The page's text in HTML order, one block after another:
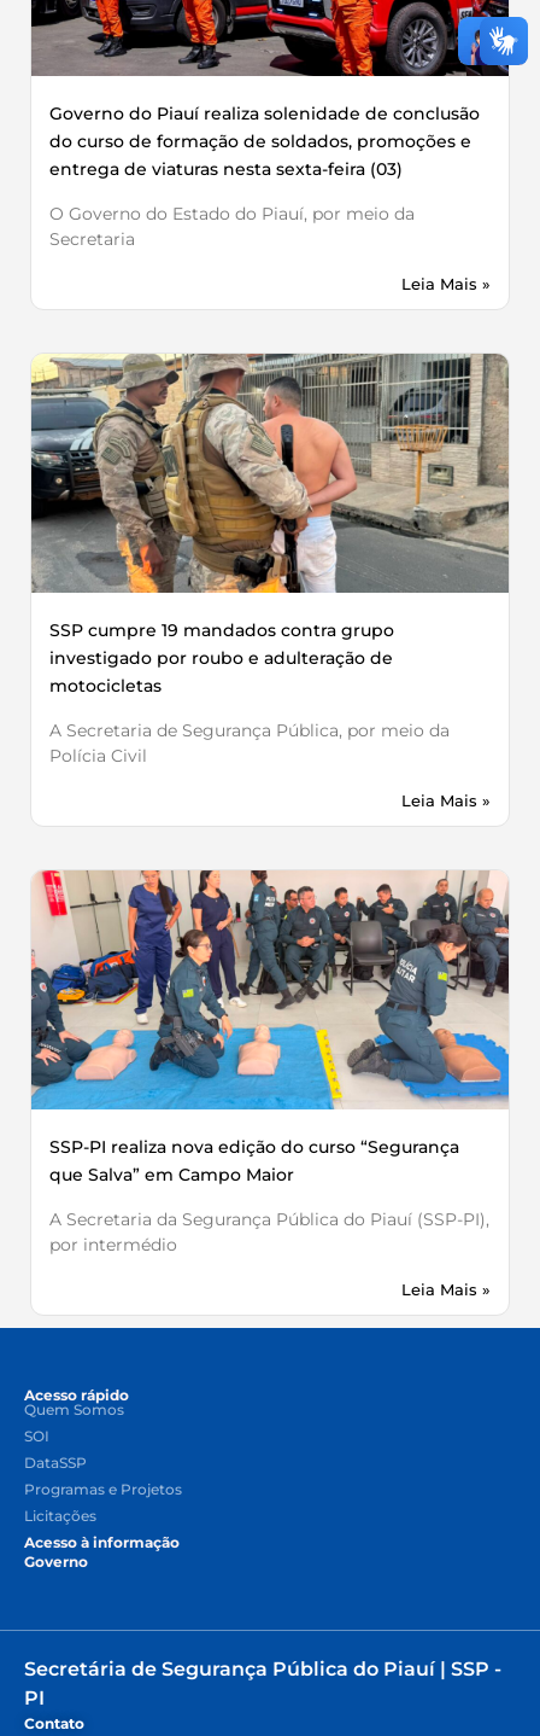
Governo do Piauí realiza solenidade de conclusão
do curso de formação de soldados, promoções e
entrega de viaturas nesta sexta-feira (03)
O Governo do Estado do Piauí, por meio da
Secretaria
Leia Mais »
SSP cumpre 19 mandados contra grupo
investigado por roubo e adulteração de
motocicletas
A Secretaria de Segurança Pública, por meio da
Polícia Civil
Leia Mais »
SSP-PI realiza nova edição do curso “Segurança
que Salva” em Campo Maior
A Secretaria da Segurança Pública do Piauí (SSP-PI),
por intermédio
Leia Mais »
Acesso rápido
Quem Somos
SOI
DataSSP
Programas e Projetos
Licitações
Acesso à informação
Governo
Secretária de Segurança Pública do Piauí | SSP -
PI
Contato